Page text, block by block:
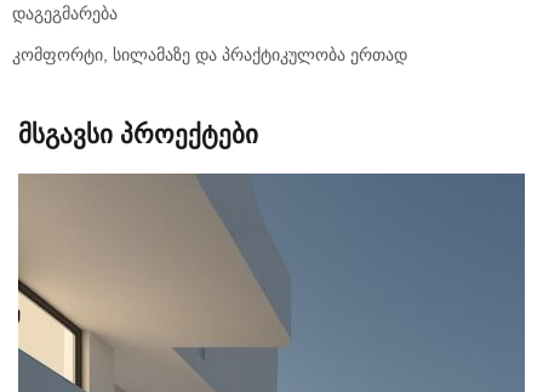
დაგეგმარება
კომფორტი, სილამაზე და პრაქტიკულობა ერთად
მსგავსი პროექტები